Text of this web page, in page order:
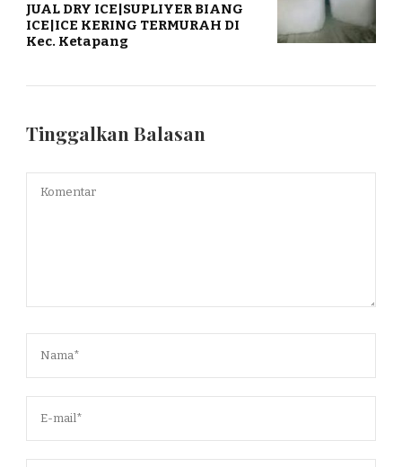
JUAL DRY ICE|SUPLIYER BIANG
ICE|ICE KERING TERMURAH DI
Kec. Ketapang
Tinggalkan Balasan